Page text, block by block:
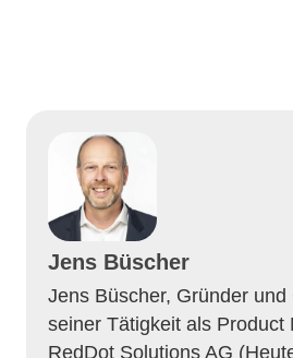
Jens Büscher
Jens Büscher, Gründer und
seiner Tätigkeit als Product
RedDot Solutions AG